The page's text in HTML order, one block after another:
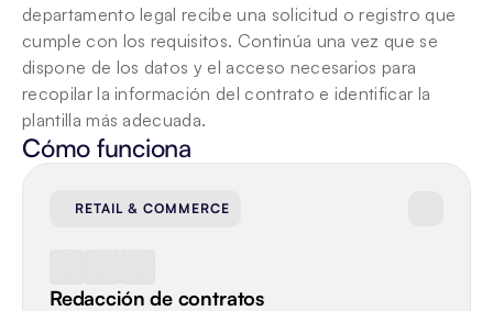
departamento legal recibe una solicitud o registro que
cumple con los requisitos. Continúa una vez que se
dispone de los datos y el acceso necesarios para
recopilar la información del contrato e identificar la
plantilla más adecuada.
Cómo funciona
RETAIL & COMMERCE
Redacción de contratos